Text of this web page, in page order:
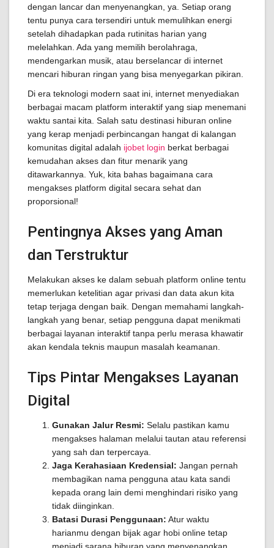
dengan lancar dan menyenangkan, ya. Setiap orang
tentu punya cara tersendiri untuk memulihkan energi
setelah dihadapkan pada rutinitas harian yang
melelahkan. Ada yang memilih berolahraga,
mendengarkan musik, atau berselancar di internet
mencari hiburan ringan yang bisa menyegarkan pikiran.
Di era teknologi modern saat ini, internet menyediakan
berbagai macam platform interaktif yang siap menemani
waktu santai kita. Salah satu destinasi hiburan online
yang kerap menjadi perbincangan hangat di kalangan
komunitas digital adalah ijobet login berkat berbagai
kemudahan akses dan fitur menarik yang
ditawarkannya. Yuk, kita bahas bagaimana cara
mengakses platform digital secara sehat dan
proporsional!
Pentingnya Akses yang Aman
dan Terstruktur
Melakukan akses ke dalam sebuah platform online tentu
memerlukan ketelitian agar privasi dan data akun kita
tetap terjaga dengan baik. Dengan memahami langkah-
langkah yang benar, setiap pengguna dapat menikmati
berbagai layanan interaktif tanpa perlu merasa khawatir
akan kendala teknis maupun masalah keamanan.
Tips Pintar Mengakses Layanan
Digital
Gunakan Jalur Resmi: Selalu pastikan kamu
mengakses halaman melalui tautan atau referensi
yang sah dan terpercaya.
Jaga Kerahasiaan Kredensial: Jangan pernah
membagikan nama pengguna atau kata sandi
kepada orang lain demi menghindari risiko yang
tidak diinginkan.
Batasi Durasi Penggunaan: Atur waktu
harianmu dengan bijak agar hobi online tetap